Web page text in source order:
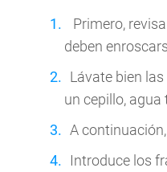
Primero,
deben
Lávate bien
un cepillo, agua
A
Introduce los